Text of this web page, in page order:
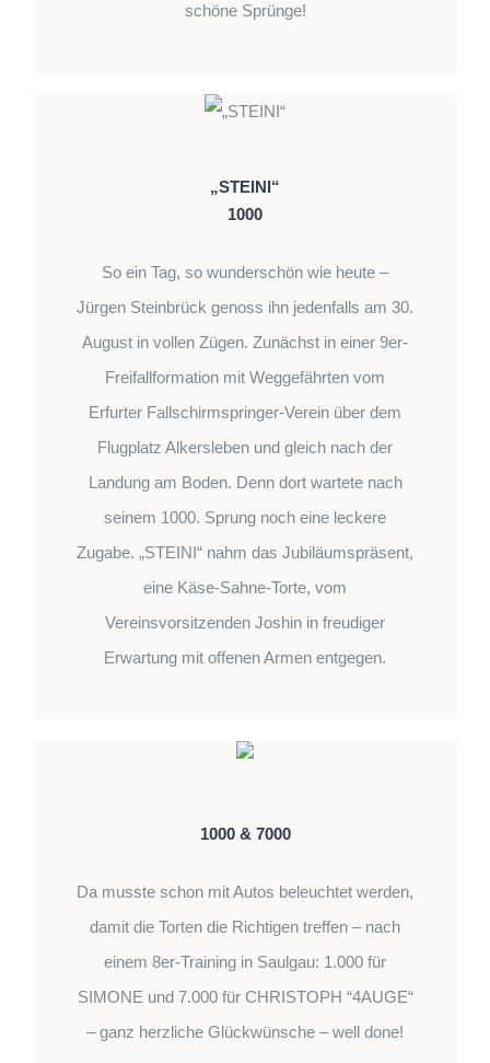
schöne Sprünge!
„STEINI“
1000
So ein Tag, so wunderschön wie heute –
Jürgen Steinbrück genoss ihn jedenfalls am 30.
August in vollen Zügen. Zunächst in einer 9er-
Freifallformation mit Weggefährten vom
Erfurter Fallschirmspringer-Verein über dem
Flugplatz Alkersleben und gleich nach der
Landung am Boden. Denn dort wartete nach
seinem 1000. Sprung noch eine leckere
Zugabe. „STEINI“ nahm das Jubiläumspräsent,
eine Käse-Sahne-Torte, vom
Vereinsvorsitzenden Joshin in freudiger
Erwartung mit offenen Armen entgegen.
1000 & 7000
Da musste schon mit Autos beleuchtet werden,
damit die Torten die Richtigen treffen – nach
einem 8er-Training in Saulgau: 1.000 für
SIMONE und 7.000 für CHRISTOPH “4AUGE“
– ganz herzliche Glückwünsche – well done!